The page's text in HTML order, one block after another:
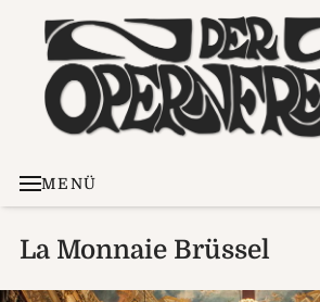
MENÜ
La Monnaie Brüssel